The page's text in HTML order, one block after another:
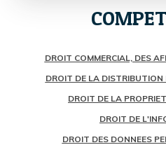
DROIT COMMERCIAL, DES
DROIT DE LA DISTRIBUTION
DROIT DE LA
DROIT DE
DROIT DES DONNEES